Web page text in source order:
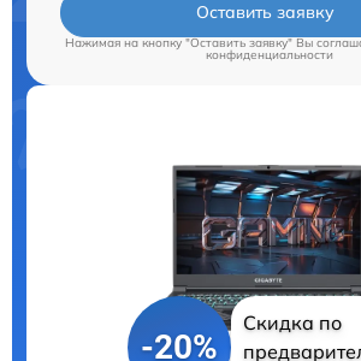
Оставить заявку
Нажимая на кнопку "Оставить заявку" Вы
конфиденциальности
-20%
Скидка по